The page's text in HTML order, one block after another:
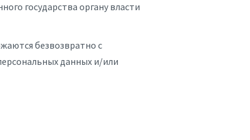
государства органу власти
безвозвратно с
данных и/или